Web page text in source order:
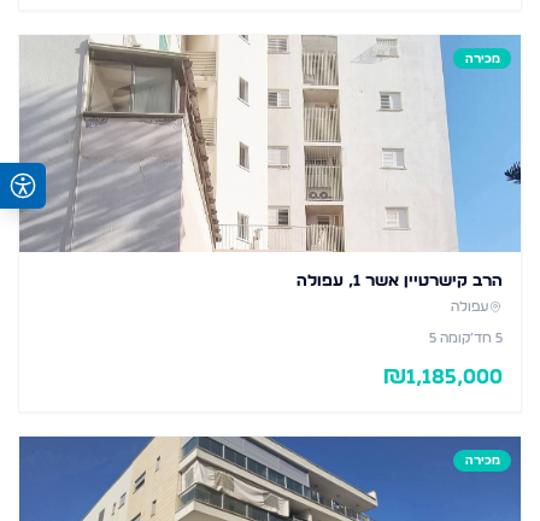
מכירה
הרב קישרטיין אשר 1, עפולה
עפולה
5 חד׳קומה 5
₪1,185,000
מכירה